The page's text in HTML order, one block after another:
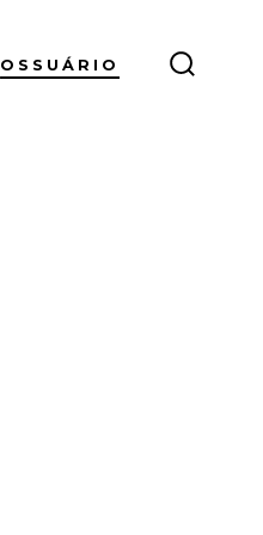
OSSUÁRIO